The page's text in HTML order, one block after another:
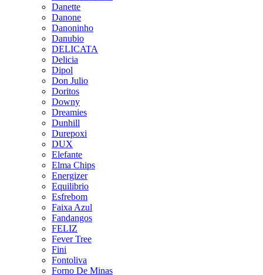
Danette
Danone
Danoninho
Danubio
DELICATA
Delicia
Dipol
Don Julio
Doritos
Downy
Dreamies
Dunhill
Durepoxi
DUX
Elefante
Elma Chips
Energizer
Equilibrio
Esfrebom
Faixa Azul
Fandangos
FELIZ
Fever Tree
Fini
Fontoliva
Forno De Minas